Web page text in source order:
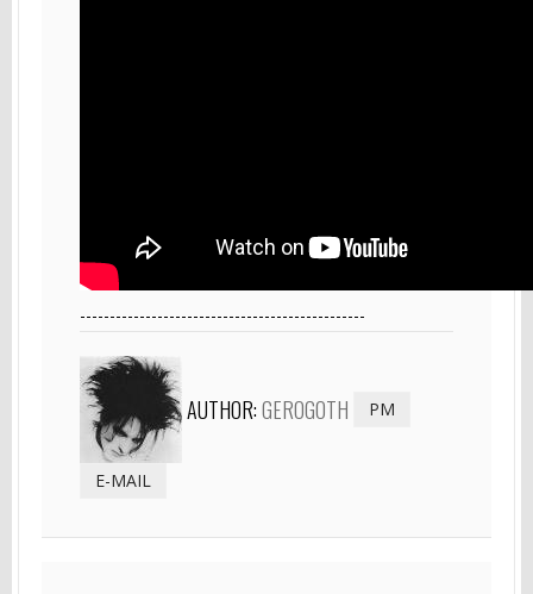
------------------------------------------------
AUTHOR:GEROGOTH PM
E-MAIL